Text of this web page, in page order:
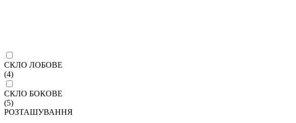
СКЛО ЛОБОВЕ
(4)
СКЛО БОКОВЕ
(5)
РОЗТАШУВАННЯ